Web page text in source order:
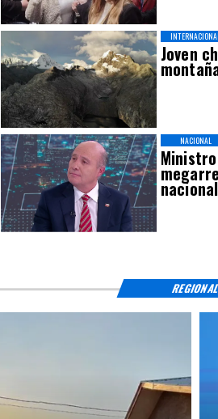
Joven
INTERNACIONAL
NACIONAL
REGIONAL